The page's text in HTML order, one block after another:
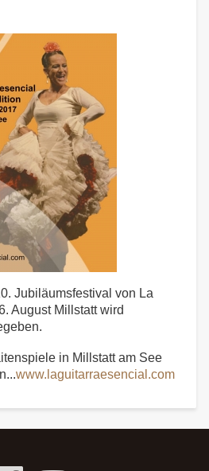
Jubiläumsfestival von La
August Millstatt wird
in Millstatt am See
www.laguitarraesencial.com